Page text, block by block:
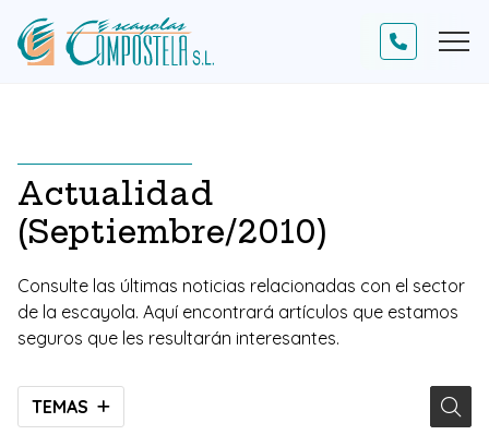
Actualidad
(Septiembre/2010)
Consulte las últimas noticias relacionadas con el sector
de la escayola. Aquí encontrará artículos que estamos
seguros que les resultarán interesantes.
TEMAS